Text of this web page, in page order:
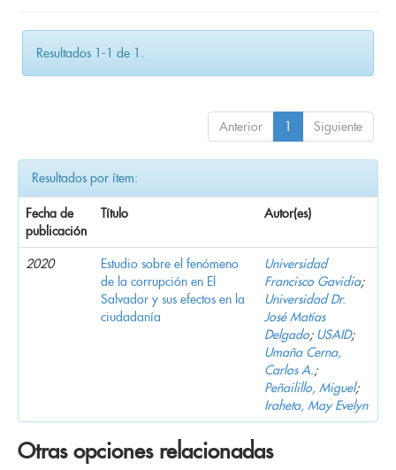
Resultados 1-1 de 1.
Anterior 1 Siguiente
Resultados por ítem:
Fecha de
publicación
Título Autor(es)
2020
Estudio sobre el fenómeno
de la corrupción en El
Salvador y sus efectos en la
ciudadanía
Universidad
Francisco Gavidia;
Universidad Dr.
José Matías
Delgado; USAID;
Umaña Cerna,
Carlos A.;
Peñailillo, Miguel;
Iraheta, May Evelyn
Otras opciones relacionadas